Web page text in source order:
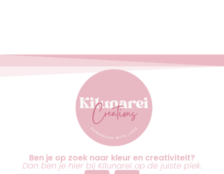
Ben je op zoek naar kleur en creativiteit?
Dan ben je hier bij Kilunarei op de juiste plek.